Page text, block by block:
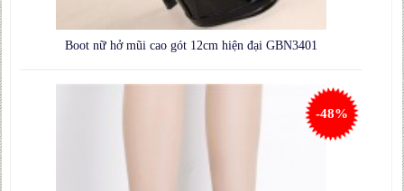
Boot nữ hở mũi cao gót 12cm hiện đại GBN3401
-48%